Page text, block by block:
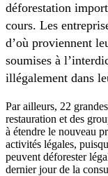
déforestation
cours. Les
d’où proviennent
soumises à
illégalement dans
Par ailleurs, 22
restauration et des
à étendre le nouveau
activités légales,
peuvent déforester
dernier jour de la